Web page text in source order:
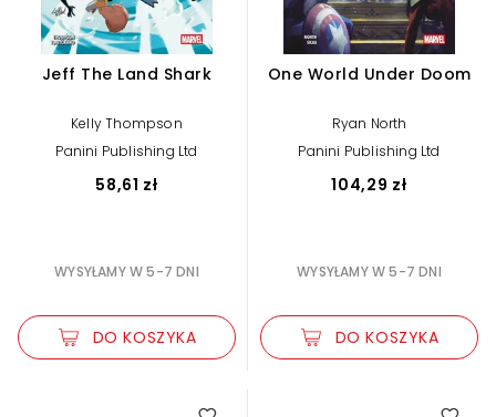
Jeff The Land Shark
Kelly Thompson
Panini Publishing Ltd
58,61 zł
WYSYŁAMY W 5-7 DNI
DO KOSZYKA
One World Under Doom
Ryan North
Panini Publishing Ltd
104,29 zł
WYSYŁAMY W 5-7 DNI
DO KOSZYKA